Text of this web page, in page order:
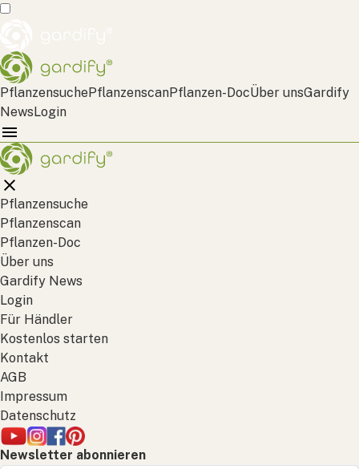
PflanzensuchePflanzenscanPflanzen-DocÜber unsGardify
NewsLogin
Pflanzensuche
Pflanzenscan
Pflanzen-Doc
Über uns
Gardify News
Login
Für Händler
Kostenlos starten
Kontakt
AGB
Impressum
Datenschutz
Newsletter abonnieren